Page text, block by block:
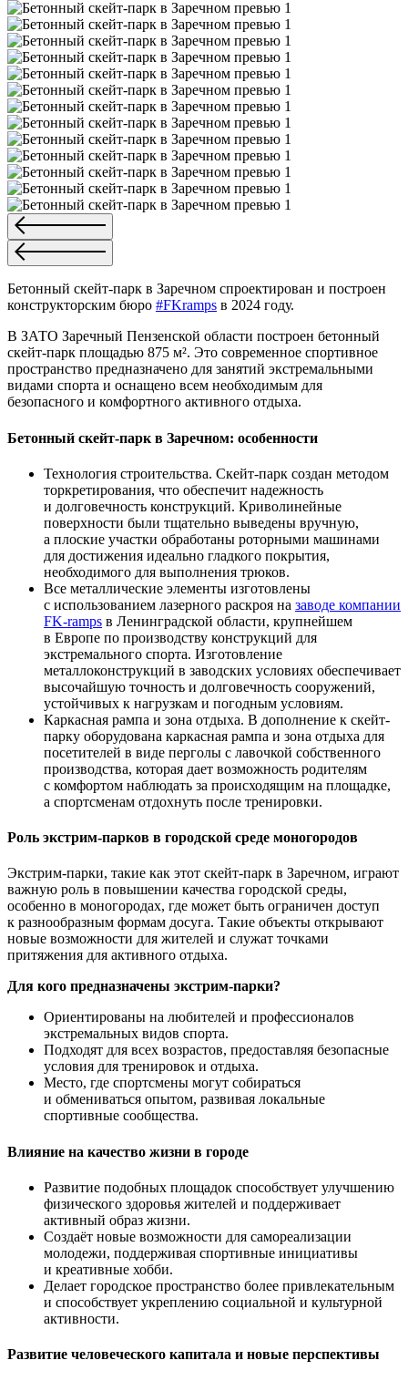
Бетонный скейт-парк в Заречном спроектирован и построен
конструкторским бюро #FKramps в 2024 году.
В ЗАТО Заречный Пензенской области построен бетонный
скейт-парк площадью 875 м². Это современное спортивное
пространство предназначено для занятий экстремальными
видами спорта и оснащено всем необходимым для
безопасного и комфортного активного отдыха.
Бетонный скейт-парк в Заречном: особенности
Технология строительства. Скейт-парк создан методом
торкретирования, что обеспечит надежность
и долговечность конструкций. Криволинейные
поверхности были тщательно выведены вручную,
а плоские участки обработаны роторными машинами
для достижения идеально гладкого покрытия,
необходимого для выполнения трюков.
Все металлические элементы изготовлены
с использованием лазерного раскроя на заводе компании
FK-ramps в Ленинградской области, крупнейшем
в Европе по производству конструкций для
экстремального спорта. Изготовление
металлоконструкций в заводских условиях обеспечивает
высочайшую точность и долговечность сооружений,
устойчивых к нагрузкам и погодным условиям.
Каркасная рампа и зона отдыха. В дополнение к скейт-
парку оборудована каркасная рампа и зона отдыха для
посетителей в виде перголы с лавочкой собственного
производства, которая дает возможность родителям
с комфортом наблюдать за происходящим на площадке,
а спортсменам отдохнуть после тренировки.
Роль экстрим-парков в городской среде моногородов
Экстрим-парки, такие как этот скейт-парк в Заречном, играют
важную роль в повышении качества городской среды,
особенно в моногородах, где может быть ограничен доступ
к разнообразным формам досуга. Такие объекты открывают
новые возможности для жителей и служат точками
притяжения для активного отдыха.
Для кого предназначены экстрим-парки?
Ориентированы на любителей и профессионалов
экстремальных видов спорта.
Подходят для всех возрастов, предоставляя безопасные
условия для тренировок и отдыха.
Место, где спортсмены могут собираться
и обмениваться опытом, развивая локальные
спортивные сообщества.
Влияние на качество жизни в городе
Развитие подобных площадок способствует улучшению
физического здоровья жителей и поддерживает
активный образ жизни.
Создаёт новые возможности для самореализации
молодежи, поддерживая спортивные инициативы
и креативные хобби.
Делает городское пространство более привлекательным
и способствует укреплению социальной и культурной
активности.
Развитие человеческого капитала и новые перспективы